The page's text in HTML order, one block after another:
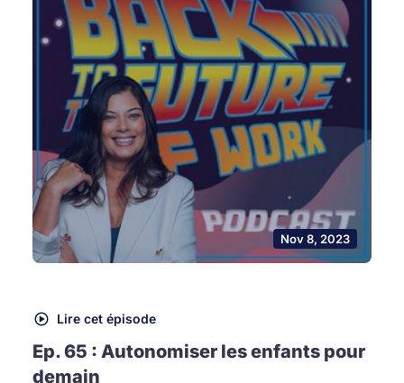
Nov 8, 2023
Lire cet épisode
Ep. 65 : Autonomiser les enfants pour
demain